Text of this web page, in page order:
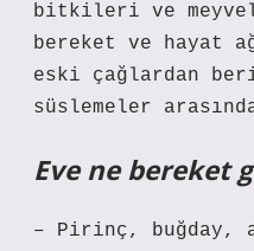
bitkileri ve
bereket ve hayat
eski çağlardan
süslemeler
Eve ne bereket
– Pirinç, buğday,